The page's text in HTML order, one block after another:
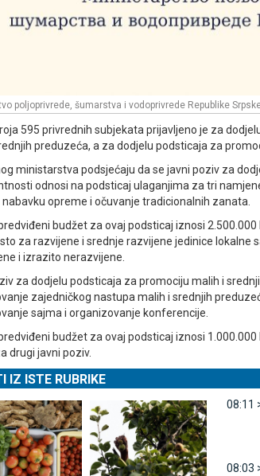
poljoprivrede, šumarstva i vodoprivrede Republike
595 privrednih subjekata prijavljeno je za
preduzeća, a za dodjelu podsticaja za
ministarstva podsjećaju da se javni poziv za
odnosi na podsticaj ulaganjima za tri
nabavku opreme i očuvanje tradicionalnih zanata.
budžet za ovaj podsticaj iznosi
za razvijene i srednje razvijene jedinice lokalne
i izrazito nerazvijene.
za dodjelu podsticaja za promociju malih i
zajedničkog nastupa malih i srednjih
sajma i organizovanje konferencije.
budžet za ovaj podsticaj iznosi
drugi javni poziv.
IZ ISTE RUBRIKE
08:11
08:03